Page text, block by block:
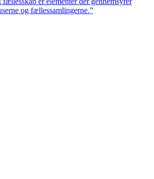
og fællessamlingerne.”